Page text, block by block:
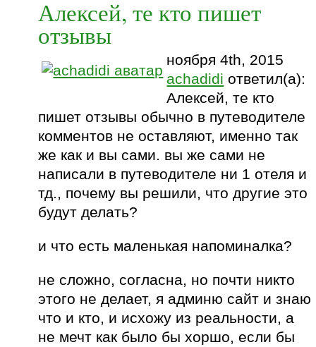
Алексей, те кто пишет
отзывы
ноября 4th, 2015
achadidi ответил(а):
Алексей, те кто
пишет отзывы обычно в путеводителе
комментов не оставляют, именно так
же как и вы сами. вы же сами не
написали в путеводителе ни 1 отеля и
тд., почему вы решили, что другие это
будут делать?
и что есть маленькая напоминалка?
не сложно, согласна, но почти никто
этого не делает, я админю сайт и знаю
что и кто, и исхожу из реальности, а
не мечт как было бы хоршо, если бы